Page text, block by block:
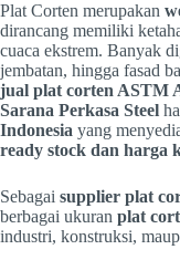
Plat Corten merupakan
dirancang memiliki
cuaca ekstrem. Banyak
jembatan, hingga fasad
jual plat corten ASTM
Sarana Perkasa Steel
Indonesia yang
ready stock dan harga
Sebagai supplier plat
berbagai ukuran plat
industri, konstruksi,